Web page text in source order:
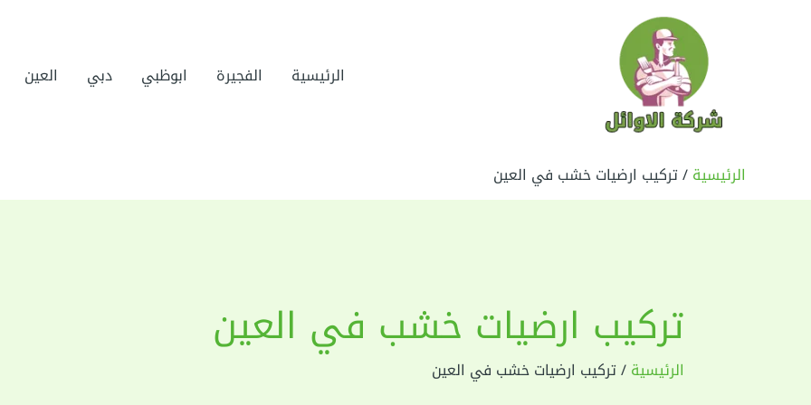
الرئيسية الفجيرة ابوظبي دبي العين
الرئيسية تركيب ارضيات خشب في العين
تركيب ارضيات خشب في العين
الرئيسية تركيب ارضيات خشب في العين